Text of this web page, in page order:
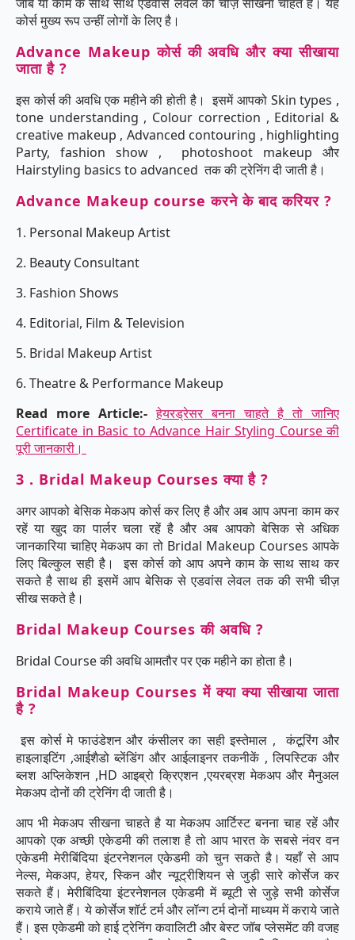
जॉब या काम के साथ साथ एडवांस लेवल की चीज़े सीखना चाहते है। यह
कोर्स मुख्य रूप उन्हीं लोगों के लिए है।
Advance Makeup कोर्स की अवधि और क्या सीखाया
जाता है ?
इस कोर्स की अवधि एक महीने की होती है। इसमें आपको Skin types ,
tone understanding , Colour correction , Editorial &
creative makeup , Advanced contouring , highlighting
Party, fashion show , photoshoot makeup और
Hairstyling basics to advanced तक की ट्रेनिंग दी जाती है।
Advance Makeup course करने के बाद करियर ?
1. Personal Makeup Artist
2. Beauty Consultant
3. Fashion Shows
4. Editorial, Film & Television
5. Bridal Makeup Artist
6. Theatre & Performance Makeup
Read more Article:-हेयरड्रेसर बनना चाहते है तो जानिए
Certificate in Basic to Advance Hair Styling Course की
पूरी जानकारी।
3 . Bridal Makeup Courses क्या है ?
अगर आपको बेसिक मेकअप कोर्स कर लिए है और अब आप अपना काम कर
रहें या खुद का पार्लर चला रहें है और अब आपको बेसिक से अधिक
जानकारिया चाहिए मेकअप का तो Bridal Makeup Courses आपके
लिए बिल्कुल सही है। इस कोर्स को आप अपने काम के साथ साथ कर
सकते है साथ ही इसमें आप बेसिक से एडवांस लेवल तक की सभी चीज़
सीख सकते है।
Bridal Makeup Courses की अवधि ?
Bridal Course की अवधि आमतौर पर एक महीने का होता है।
Bridal Makeup Courses में क्या क्या सीखाया जाता
है ?
इस कोर्स मे फाउंडेशन और कंसीलर का सही इस्तेमाल , कंटूरिंग और
हाइलाइटिंग ,आईशैडो ब्लेंडिंग और आईलाइनर तकनीकें , लिपस्टिक और
ब्लश अप्लिकेशन ,HD आइब्रो क्रिएशन ,एयरब्रश मेकअप और मैनुअल
मेकअप दोनों की ट्रेनिंग दी जाती है।
आप भी मेकअप सीखना चाहते है या मेकअप आर्टिस्ट बनना चाह रहें और
आपको एक अच्छी एकेडमी की तलाश है तो आप भारत के सबसे नंवर वन
एकेडमी मेरीबिंदिया इंटरनेशनल एकेडमी को चुन सकते है। यहाँ से आप
नेल्स, मेकअप, हेयर, स्किन और न्यूट्रीशियन से जुड़ी सारे कोर्सेज कर
सकते हैं। मेरीबिंदिया इंटरनेशनल एकेडमी में ब्यूटी से जुड़े सभी कोर्सेज
कराये जाते हैं। ये कोर्सेज शॉर्ट टर्म और लॉन्ग टर्म दोनों माध्यम में कराये जाते
हैं। इस एकेडमी को हाई ट्रेनिंग कवालिटी और बेस्ट जॉब प्लेसमेंट की वजह